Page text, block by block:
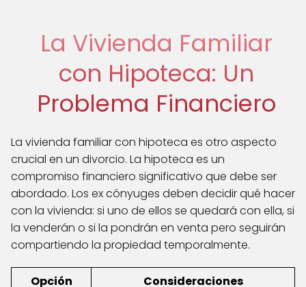
La Vivienda Familiar
con Hipoteca: Un
Problema Financiero
La vivienda familiar con hipoteca es otro aspecto
crucial en un divorcio. La hipoteca es un
compromiso financiero significativo que debe ser
abordado. Los ex cónyuges deben decidir qué hacer
con la vivienda: si uno de ellos se quedará con ella, si
la venderán o si la pondrán en venta pero seguirán
compartiendo la propiedad temporalmente.
Opción Consideraciones